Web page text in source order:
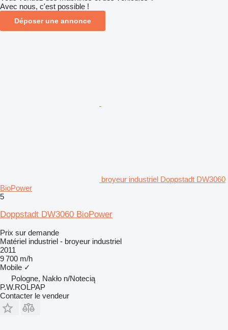
Avec nous, c'est possible !
Déposer une annonce
broyeur industriel Doppstadt DW3060
BioPower
5
Doppstadt DW3060 BioPower
Prix sur demande
Matériel industriel - broyeur industriel
2011
9 700 m/h
Mobile ✓
Pologne, Nakło n/Notecią
P.W.ROLPAP
Contacter le vendeur